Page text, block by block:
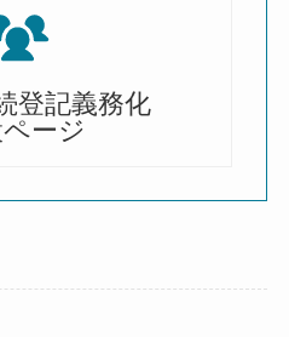
登記義務化
ージ